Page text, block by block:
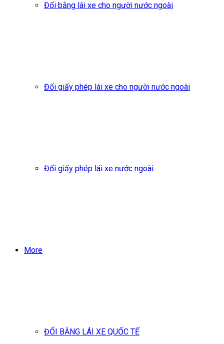
Đổi bằng lái xe cho người nước ngoài
Đổi giấy phép lái xe cho người nước ngoài
Đổi giấy phép lái xe nước ngoài
More
ĐỔI BẰNG LÁI XE QUỐC TẾ